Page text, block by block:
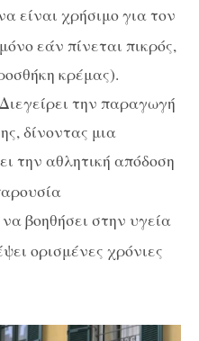
είναι χρήσιμο για τον
εάν πίνεται πικρός,
κρέμας).
την παραγωγή
δίνοντας μια
την αθλητική απόδοση
βοηθήσει στην υγεία
ορισμένες χρόνιες